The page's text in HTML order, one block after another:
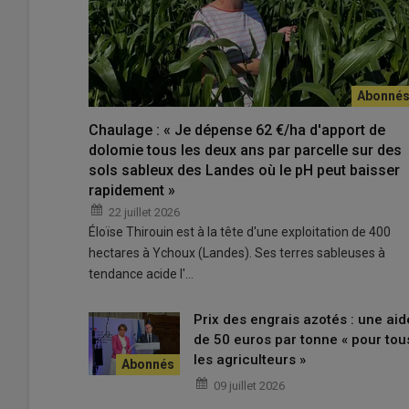
L’usage duglyphosate n’est autorisé que dans
(agriculture de conservation des sols) ou quand il est
hydromorphes). Achevé fin 2025, le projetAgile
glyphosate) avait pour objectif «de trouver de
plusieurs critères (économiques, techniques et
notamment d’essayer du matériel qui permet de
ont été réalisés dans trois types de situations
et agriculture de conservation des sols (ACS).
Les outils animés avec prise de force
«Contre desgraminéesqui peuvent taller, les outils
remarque Jérôme Labreuche, ingénieur chez
les plantes.»
Témoignage| Glyphosate : « Les conditions
Chaulage : « Je dépense 62 €/ha d'apport de
dolomie tous les deux ans par parcelle sur des
sols sableux des Landes où le pH peut baisser
rapidement »
22 juillet 2026
Éloïse Thirouin est à la tête d'une exploitation de 400
hectares à Ychoux (Landes). Ses terres sableuses à
tendance acide l'…
Prix des engrais azotés : une
de 50 euros par tonne « pour
les agriculteurs »
09 juillet 2026